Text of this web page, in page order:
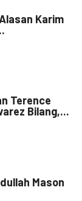
Karim
Terence
Bilang,...
Mason